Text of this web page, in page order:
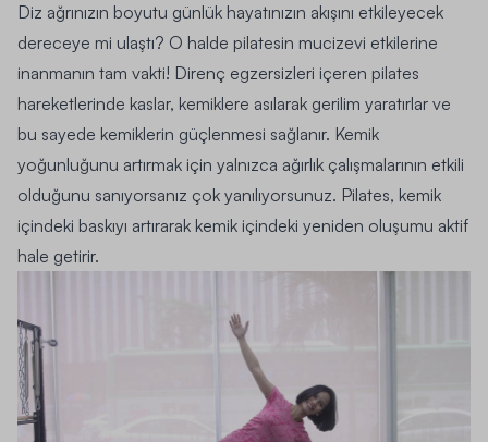
Diz ağrınızın boyutu günlük hayatınızın akışını etkileyecek
dereceye mi ulaştı? O halde pilatesin mucizevi etkilerine
inanmanın tam vakti! Direnç egzersizleri içeren pilates
hareketlerinde kaslar, kemiklere asılarak gerilim yaratırlar ve
bu sayede kemiklerin güçlenmesi sağlanır. Kemik
yoğunluğunu artırmak için yalnızca ağırlık çalışmalarının etkili
olduğunu sanıyorsanız çok yanılıyorsunuz. Pilates, kemik
içindeki baskıyı artırarak kemik içindeki yeniden oluşumu aktif
hale getirir.